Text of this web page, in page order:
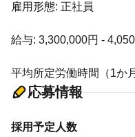
雇用形態: 正社員
給与: 3,300,000円 -
平均所定労働時間（1か
応募情報
採用予定人数